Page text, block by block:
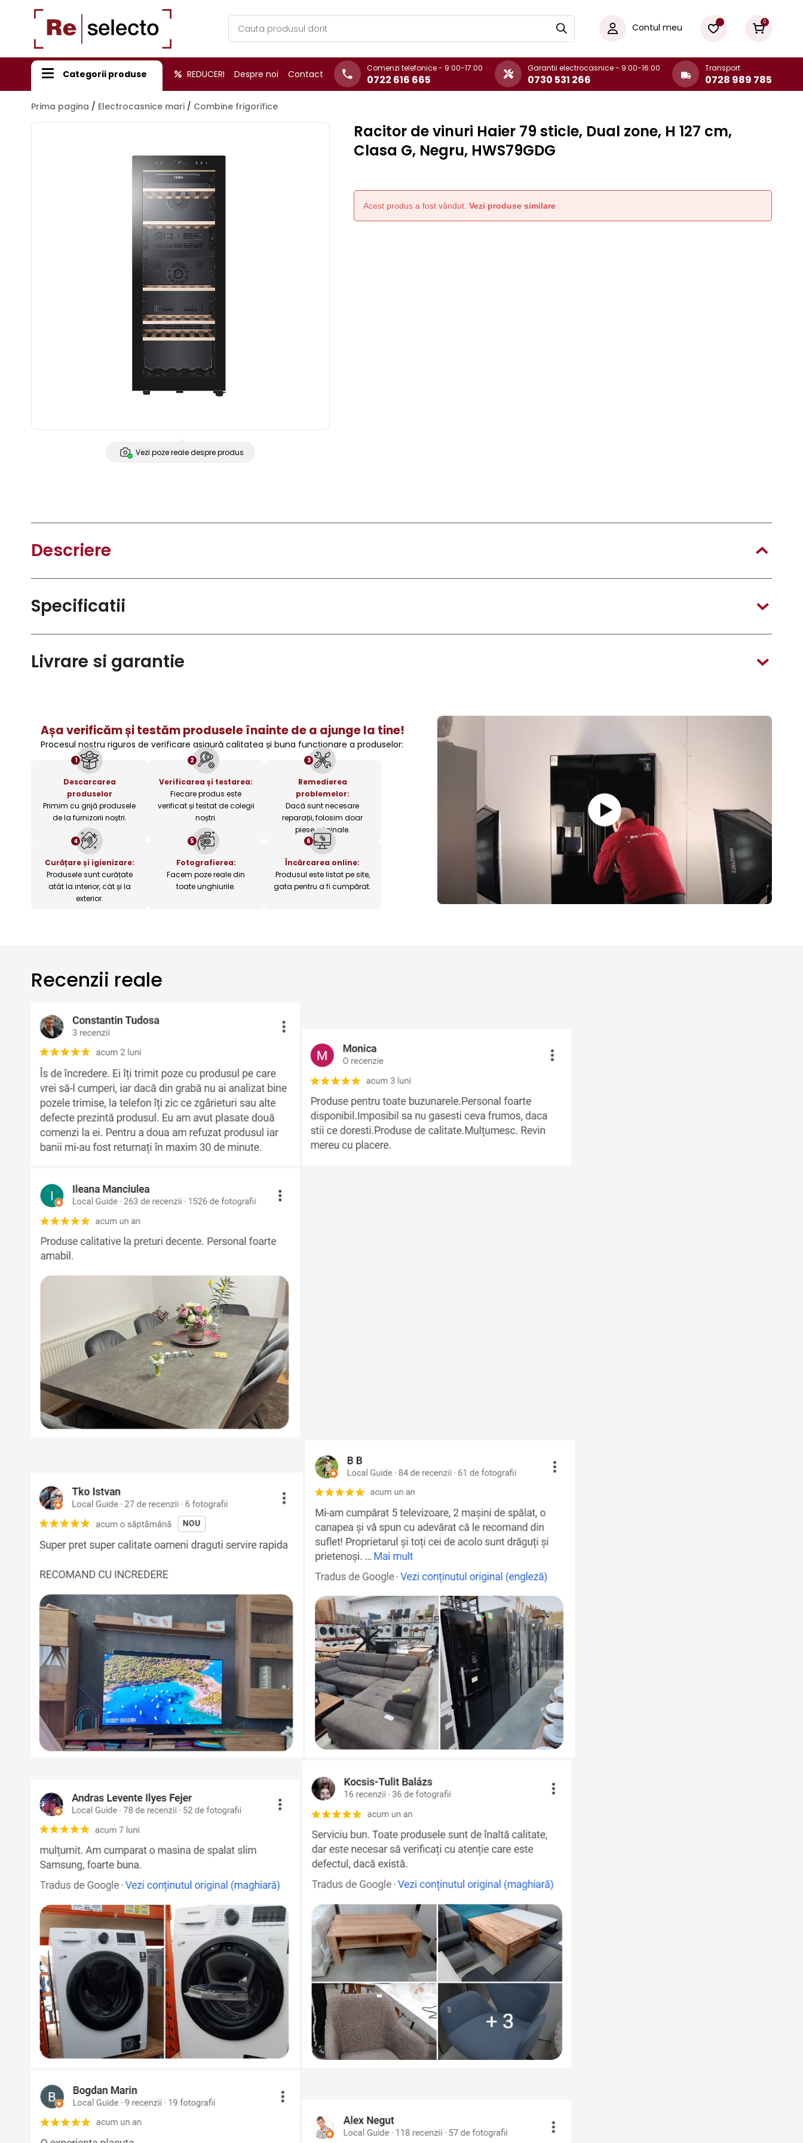
Contul meu 0
Products
search
Categorii produse REDUCERI Despre noi Contact
Comenzi telefonice - 9:00-17:00
0722 616 665
Garantii electrocasnice - 9:00-16:00
0730 531 266
Transport
0728 989 785
Prima pagina / Electrocasnice mari / Combine frigorifice
Vezi poze reale despre produs
Racitor de vinuri Haier 79 sticle, Dual zone, H 127 cm,
Clasa G, Negru, HWS79GDG
Acest produs a fost vândut. Vezi produse similare
Descriere
Specificatii
Livrare si garantie
Așa verificăm și testăm produsele înainte de a ajunge la tine!
Procesul nostru riguros de verificare asigură calitatea și buna funcționare a produselor:
1
Descarcarea
produselor
Primim cu grijă produsele
de la furnizorii noștri.
2
Verificarea și testarea:
Fiecare produs este
verificat și testat de colegii
noștri.
3
Remedierea
problemelor:
Dacă sunt necesare
reparații, folosim doar
piese originale.
4
Curățare și igienizare:
Produsele sunt curățate
atât la interior, cât și la
exterior.
5
Fotografierea:
Facem poze reale din
toate unghiurile.
6
Încărcarea online:
Produsul este listat pe site,
gata pentru a fi cumpărat.
Recenzii reale